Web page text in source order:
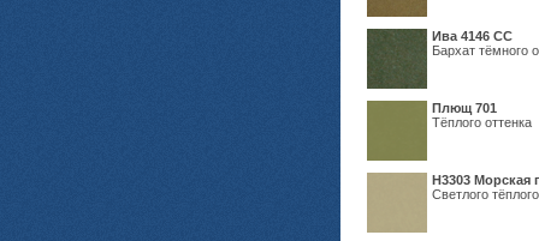
Ива 4146 СС
Бархат тёмного
Плющ 701
Тёплого оттенка
H3303 Морская
Светлого